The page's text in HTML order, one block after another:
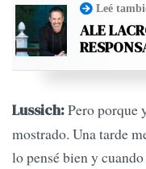
Leé
ALE
Lussich:Pero porque
mostrado. Una tarde
lo pensé bien y